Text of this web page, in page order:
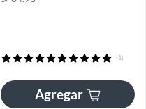
(1)
Agregar